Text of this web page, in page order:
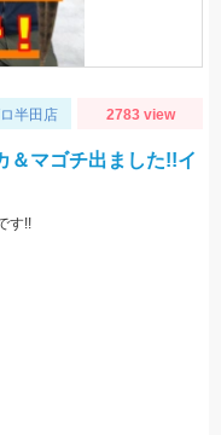
半田店 2783 view
＆マゴチ出ました!!イ
す!!